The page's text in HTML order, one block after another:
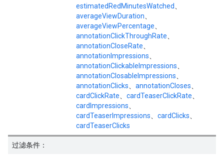
estimatedRedMinutesWatched
averageViewDuration
averageViewPercentage
annotationClickThroughRate
annotationCloseRate
annotationImpressions
annotationClickableImpressions
annotationClosableImpressions
annotationClicks
annotationCloses
cardClickRate
cardTeaserClickRate
cardImpressions
cardTeaserImpressions
cardClicks
cardTeaserClicks
过滤条件：